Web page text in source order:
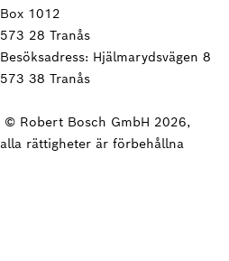
Box 1012
573 28 Tranås
Besöksadress: Hjälmarydsvägen 8
573 38 Tranås
© Robert Bosch GmbH 2026,
alla rättigheter är förbehållna